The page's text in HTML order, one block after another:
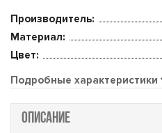
Производитель:
Материал:
Цвет:
Подробные характеристики
ОПИСАНИЕ